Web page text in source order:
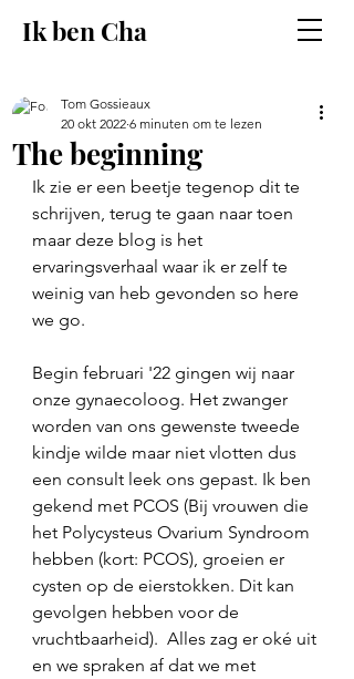
Ik ben Cha
The beginning
Tom Gossieaux
20 okt 2022 6 minuten om te lezen
Ik zie er een beetje tegenop dit te
schrijven, terug te gaan naar toen
maar deze blog is het
ervaringsverhaal waar ik er zelf te
weinig van heb gevonden so here
we go.
Begin februari '22 gingen wij naar
onze gynaecoloog. Het zwanger
worden van ons gewenste tweede
kindje wilde maar niet vlotten dus
een consult leek ons gepast. Ik ben
gekend met PCOS (Bij vrouwen die
het Polycysteus Ovarium Syndroom
hebben (kort: PCOS), groeien er
cysten op de eierstokken. Dit kan
gevolgen hebben voor de
vruchtbaarheid).  Alles zag er oké uit
en we spraken af dat we met